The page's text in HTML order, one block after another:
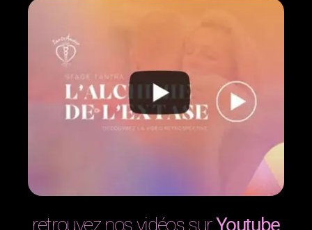
retrouvez nos vidéos surYoutube